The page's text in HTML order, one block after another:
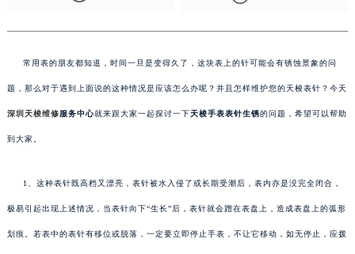
常用表的朋友都知道，时间一旦是变得久了，这块表上的针可能会有锈蚀景象的问
题，那么对于遇到上面说的这种情况是应该怎么办呢？并且怎样维护您的天梭表针？今天
深圳天梭维修服务中心就来跟大家一起探讨一下天梭手表表针生锈的问题，希望可以帮助
到大家。
1、这种表针既高档又漂亮，表针被水入侵了或长期受潮后，表内亦是没完全闭合，
极易引起出现上述情况，当表针向下“生长”后，表针就会蹭在表盘上，造成表盘上的弧形
划痕。若表中的表针有移位或脱落，一定要立即停止手表，不让它移动，如无停止，应拨